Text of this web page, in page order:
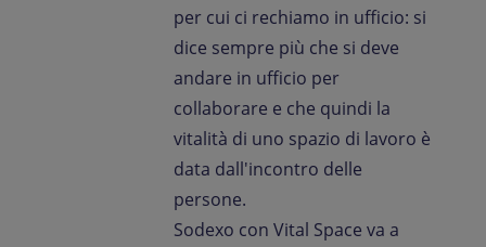
per cui ci rechiamo in ufficio: si
dice sempre più che si deve
andare in ufficio per
collaborare e che quindi la
vitalità di uno spazio di lavoro è
data dall'incontro delle
persone.
Sodexo con Vital Space va a